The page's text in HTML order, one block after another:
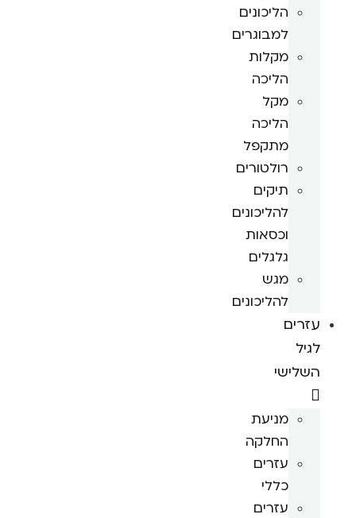
הליכונים
למבוגרים
מקלות
הליכה
מקל
הליכה
מתקפל
רולטורים
תיקים
להליכונים
וכסאות
גלגלים
מגש
להליכונים
עזרים
לגיל
השלישי
מניעת
החלקה
עזרים
כללי
עזרים